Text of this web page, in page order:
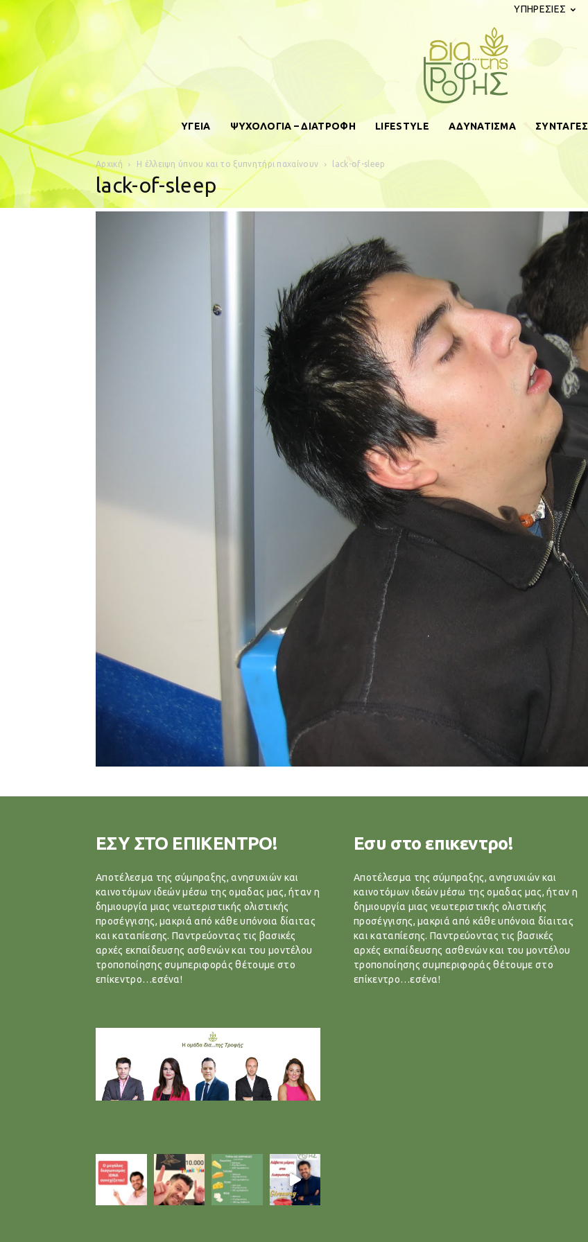
ΥΠΗΡΕΣΙΕΣ
ΥΓΕΙΑ ΨΥΧΟΛΟΓΙΑ – ΔΙΑΤΡΟΦΗ LIFESTYLE ΑΔΥΝΑΤΙΣΜΑ ΣΥΝΤΑΓΕΣ
Αρχική Η έλλειψη ύπνου και το ξυπνητήρι παχαίνουν lack-of-sleep
lack-of-sleep
ΕΣΥ ΣΤΟ ΕΠΙΚΕΝΤΡΟ!
Αποτέλεσμα της σύμπραξης, ανησυχιών και
καινοτόμων ιδεών μέσω της ομαδας μας, ήταν η
δημιουργία μιας νεωτεριστικής ολιστικής
προσέγγισης, μακριά από κάθε υπόνοια δίαιτας
και καταπίεσης. Παντρεύοντας τις βασικές
αρχές εκπαίδευσης ασθενών και του μοντέλου
τροποποίησης συμπεριφοράς θέτουμε στο
επίκεντρο…εσένα!
Εσυ στο επικεντρο!
Αποτέλεσμα της σύμπραξης, ανησυχιών και
καινοτόμων ιδεών μέσω της ομαδας μας, ήταν η
δημιουργία μιας νεωτεριστικής ολιστικής
προσέγγισης, μακριά από κάθε υπόνοια δίαιτας
και καταπίεσης. Παντρεύοντας τις βασικές
αρχές εκπαίδευσης ασθενών και του μοντέλου
τροποποίησης συμπεριφοράς θέτουμε στο
επίκεντρο…εσένα!